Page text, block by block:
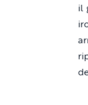
il